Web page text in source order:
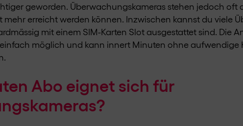
geworden. Überwachungskameras stehen jedoch oft
erreicht werden können. Inzwischen kannst du viele
mit einem SIM-Karten Slot ausgestattet sind. Die
möglich und kann innert Minuten ohne aufwendige
Abo eignet sich für